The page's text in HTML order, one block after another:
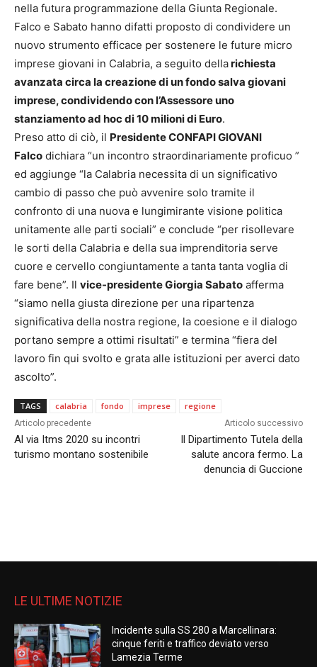
nella futura programmazione della Giunta Regionale.
Falco e Sabato hanno difatti proposto di condividere un
nuovo strumento efficace per sostenere le future micro
imprese giovani in Calabria, a seguito dellarichiesta
avanzata circa la creazione di un fondo salva giovani
imprese, condividendo con l’Assessore uno
stanziamento ad hoc di 10 milioni di Euro.
Preso atto di ciò, il Presidente CONFAPI GIOVANI
Falco dichiara “un incontro straordinariamente proficuo ”
ed aggiunge “la Calabria necessita di un significativo
cambio di passo che può avvenire solo tramite il
confronto di una nuova e lungimirante visione politica
unitamente alle parti sociali” e conclude “per risollevare
le sorti della Calabria e della sua imprenditoria serve
cuore e cervello congiuntamente a tanta tanta voglia di
fare bene”. Il vice-presidente Giorgia Sabato afferma
“siamo nella giusta direzione per una ripartenza
significativa della nostra regione, la coesione e il dialogo
portano sempre a ottimi risultati” e termina “fiera del
lavoro fin qui svolto e grata alle istituzioni per averci dato
ascolto”.
TAGS calabria fondo imprese regione
Articolo precedente
Al via Itms 2020 su incontri
turismo montano sostenibile
Articolo successivo
Il Dipartimento Tutela della
salute ancora fermo. La
denuncia di Guccione
LE ULTIME NOTIZIE
Incidente sulla SS 280 a Marcellinara:
cinque feriti e traffico deviato verso
Lamezia Terme